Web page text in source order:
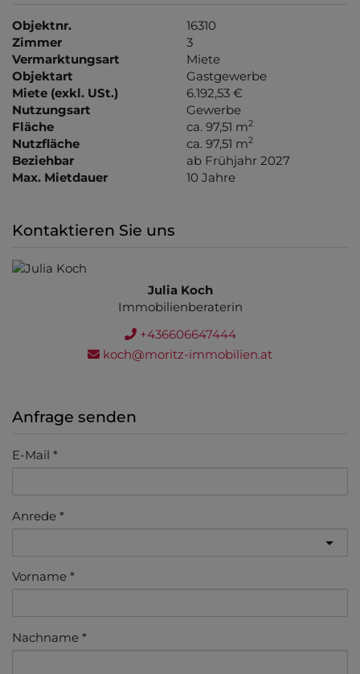
Objektnr.
16310
Zimmer
3
Vermarktungsart
Miete
Objektart
Gastgewerbe
Miete (exkl. USt.)
6.192,53 €
Nutzungsart
Gewerbe
Fläche
ca. 97,51 m2
Nutzfläche ca. 97,51 m2
Beziehbar
ab Frühjahr 2027
Max. Mietdauer
10 Jahre
Kontaktieren Sie uns
Julia Koch
Immobilienberaterin
+436606647444
koch@moritz-immobilien.at
Anfrage senden
E-Mail
Anrede
Vorname
Nachname